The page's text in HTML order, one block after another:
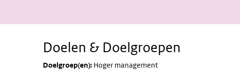
Doelen & Doelgroepen
Doelgroep(en): Hoger management